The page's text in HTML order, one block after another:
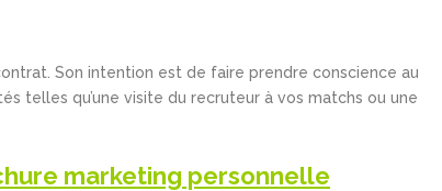
Son intention est de faire prendre conscience au
telles qu’une visite du recruteur à vos matchs ou une
marketing personnelle